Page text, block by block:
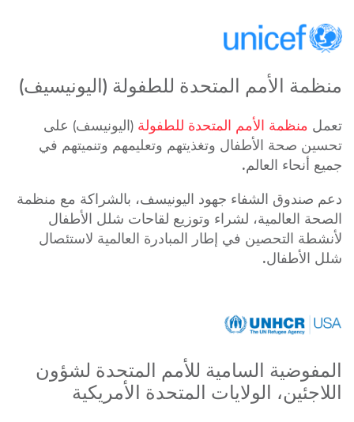
منظمة الأمم المتحدة للطفولة (اليونيسيف)
تعمل منظمة الأمم المتحدة للطفولة (اليونيسف) على
تحسين صحة الأطفال وتغذيتهم وتعليمهم وتنميتهم في
جميع أنحاء العالم.
دعم صندوق الشفاء جهود اليونيسف، بالشراكة مع منظمة
الصحة العالمية، لشراء وتوزيع لقاحات شلل الأطفال
لأنشطة التحصين في إطار المبادرة العالمية لاستئصال
شلل الأطفال.
المفوضية السامية للأمم المتحدة لشؤون
اللاجئين، الولايات المتحدة الأمريكية